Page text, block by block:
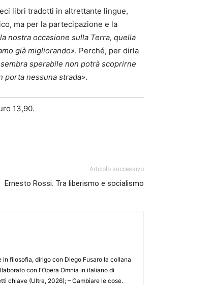
libri tradotti in altrettante lingue,
ma per la partecipazione e la
nostra occasione sulla Terra, quella
già migliorando». Perché, per dirla
sperabile non potrà scoprirne
porta nessuna strada».
13,90.
Articolo successivo
Ernesto Rossi. Tra liberismo e socialismo
filosofia, dirigo con Diego Fusaro la collana
con l'Opera Omnia in italiano di
chiave (Ultra, 2026); – Cambiare le cose.